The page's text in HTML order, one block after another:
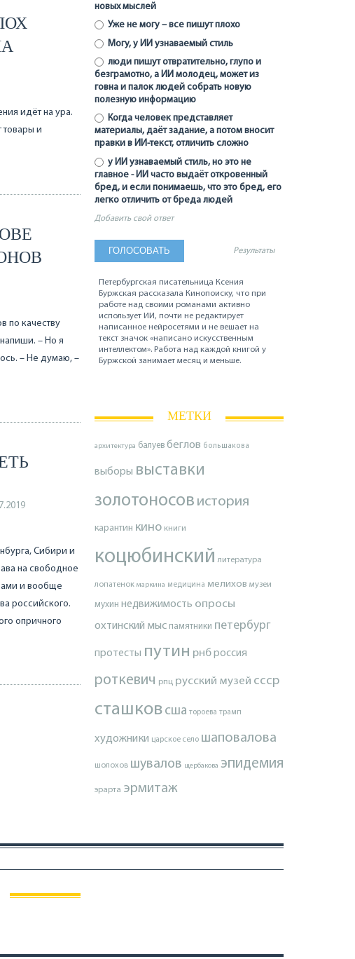
идёт на ура.
и
по качеству
– Но я
– Не думаю, –
Сибири и
на свободное
и вообще
российского.
опричного
новых мыслей
Уже не могу – все пишут плохо
Могу, у ИИ узнаваемый стиль
люди пишут отвратительно, глупо и
безграмотно, а ИИ молодец, может из
говна и палок людей собрать новую
полезную информацию
Когда человек представляет
материалы, даёт задание, а потом вносит
правки в ИИ-текст, отличить сложно
у ИИ узнаваемый стиль, но это не
главное - ИИ часто выдаёт откровенный
бред, и если понимаешь, что это бред, его
легко отличить от бреда людей
Добавить свой ответ
Результаты
Петербургская писательница Ксения
Буржская рассказала Кинопоиску, что при
работе над своими романами активно
использует ИИ, почти не редактирует
написанное нейросетями и не вешает на
текст значок «написано искусственным
интеллектом». Работа над каждой книгой у
Буржской занимает месяц и меньше.
МЕТКИ
архитектура балуев беглов большакова
выборы выставки
золотоносов история
карантин кино книги
коцюбинский литература
лопатенок маркина медицина мелихов музеи
мухин недвижимость опросы
охтинский мыс памятники петербург
протесты путин рнброссия
роткевич рпц русский музей ссср
сташков сша тороева трамп
художники царское село шаповалова
шолохов шувалов щербакова эпидемия
эрарта эрмитаж